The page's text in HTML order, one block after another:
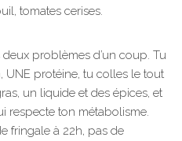
tomates cerises.
problèmes d’un coup. Tu
UNE protéine, tu colles le tout
un liquide et des épices, et
respecte ton métabolisme.
fringale à 22h, pas de